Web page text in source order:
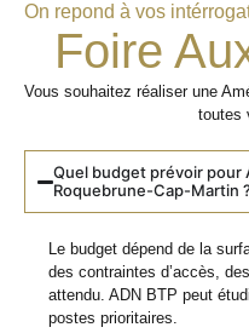
On repond à vos
Foire
Vous souhaitez réaliser une
toutes
Quel budget prévoir pour
Roquebrune-Cap-Martin
Le budget dépend de la
des contraintes d’accès,
attendu. ADN BTP peut
postes prioritaires.